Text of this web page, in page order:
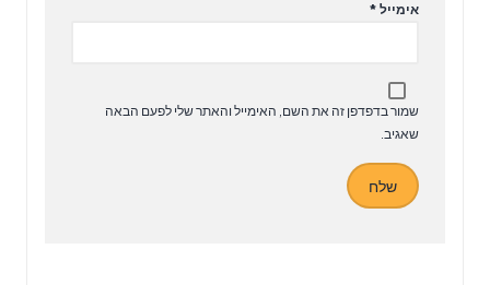
אימייל *
שמור בדפדפן זה את השם, האימייל והאתר שלי לפעם הבאה
שאגיב.